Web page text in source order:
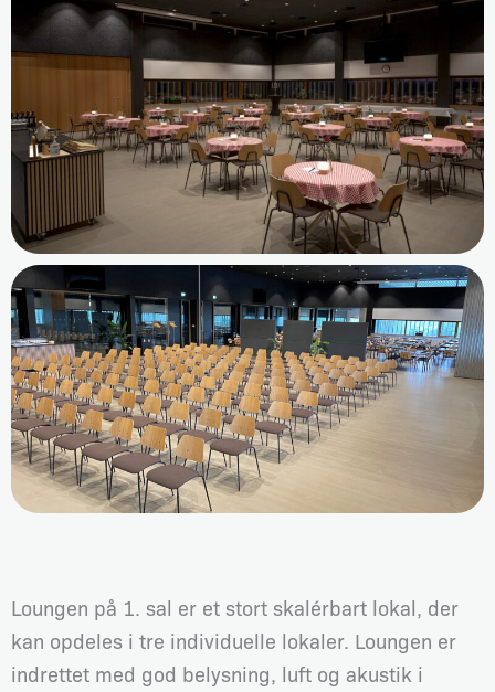
Loungen på 1. sal er et stort skalérbart lokal, der
kan opdeles i tre individuelle lokaler. Loungen er
indrettet med god belysning, luft og akustik i